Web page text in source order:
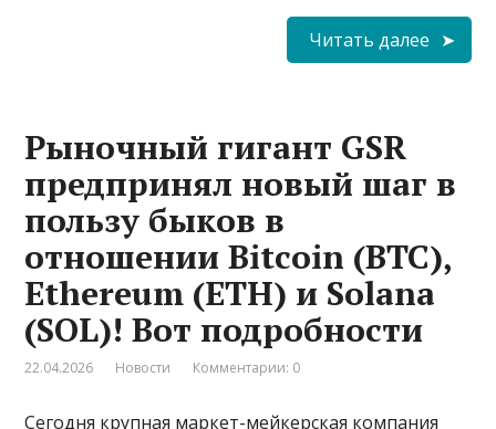
Читать далее
Рыночный гигант GSR
предпринял новый шаг в
пользу быков в
отношении Bitcoin (BTC),
Ethereum (ETH) и Solana
(SOL)! Вот подробности
22.04.2026 Новости Комментарии: 0
Сегодня крупная маркет-мейкерская компания